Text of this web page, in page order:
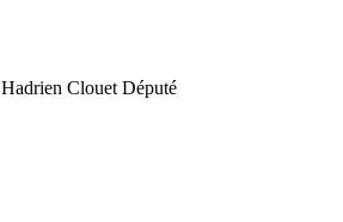
Hadrien Clouet Député